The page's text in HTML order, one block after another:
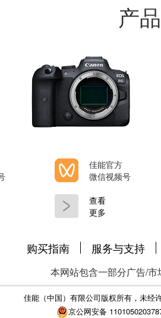
产
佳能官方
微信视频号
查看
更多
购买指南 服务与支持
本网站包含一部分广告/
佳能（中国）有限公司版权所有，未经
京公网安备